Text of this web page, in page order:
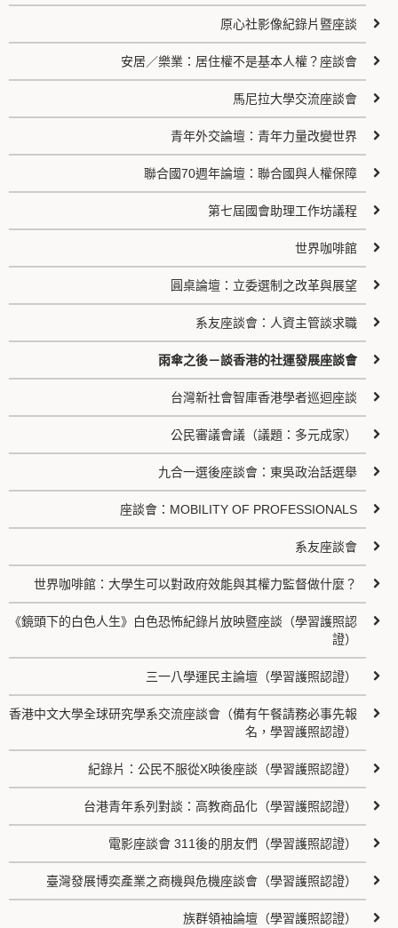
原心社影像紀錄片暨座談
安居／樂業：居住權不是基本人權？座談會
馬尼拉大學交流座談會
青年外交論壇：青年力量改變世界
聯合國70週年論壇：聯合國與人權保障
第七屆國會助理工作坊議程
世界咖啡館
圓桌論壇：立委選制之改革與展望
系友座談會：人資主管談求職
雨傘之後－談香港的社運發展座談會
台灣新社會智庫香港學者巡迴座談
公民審議會議（議題：多元成家）
九合一選後座談會：東吳政治話選舉
座談會：MOBILITY OF PROFESSIONALS
系友座談會
世界咖啡館：大學生可以對政府效能與其權力監督做什麼？
《鏡頭下的白色人生》白色恐怖紀錄片放映暨座談（學習護照認
證）
三一八學運民主論壇（學習護照認證）
香港中文大學全球研究學系交流座談會（備有午餐請務必事先報
名，學習護照認證）
紀錄片：公民不服從X映後座談（學習護照認證）
台港青年系列對談：高教商品化（學習護照認證）
電影座談會 311後的朋友們（學習護照認證）
臺灣發展博奕產業之商機與危機座談會（學習護照認證）
族群領袖論壇（學習護照認證）